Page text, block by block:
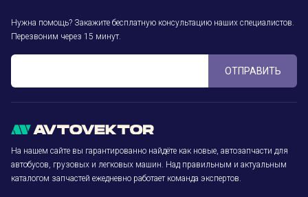
Нужна помощь? Закажите бесплатную консультацию наших специалистов.
Перезвоним через 15 минут.
ОТПРАВИТЬ
На нашем сайте вы гарантированно найдёте как новые, автозапчасти для
автобусов, грузовых и легковых машин. Над правильным и актуальным
каталогом запчастей ежедневно работает команда экспертов.